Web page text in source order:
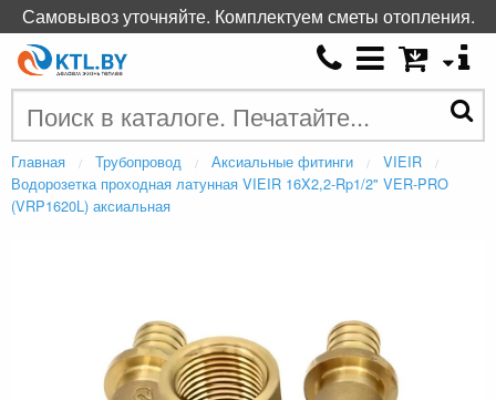
Главная Трубопровод Аксиальные фитинги
VIEIR
Водорозетка проходная латунная VIEIR 16X2,2-Rp1/2" VER-PRO
(VRP1620L) аксиальная
Самовывоз уточняйте. Комплектуем сметы отопления.